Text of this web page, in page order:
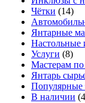
Чётки (14)
Янтарные
Настольные
Услуги (8)
Мастерам
Янтарь
Популярные
В наличии